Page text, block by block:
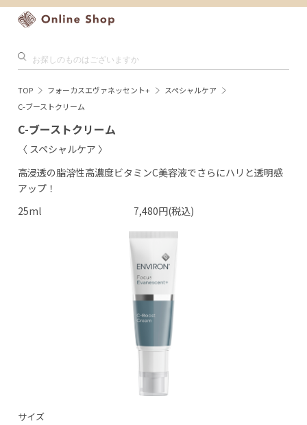
TOP フォーカスエヴァネッセント+
スペシャルケア
C-ブーストクリーム
C-ブーストクリーム
〈 スペシャルケア 〉
高浸透の脂溶性高濃度ビタミンC美容液でさらにハリと透明感
アップ！
25ml
7,480円(税込)
サイズ